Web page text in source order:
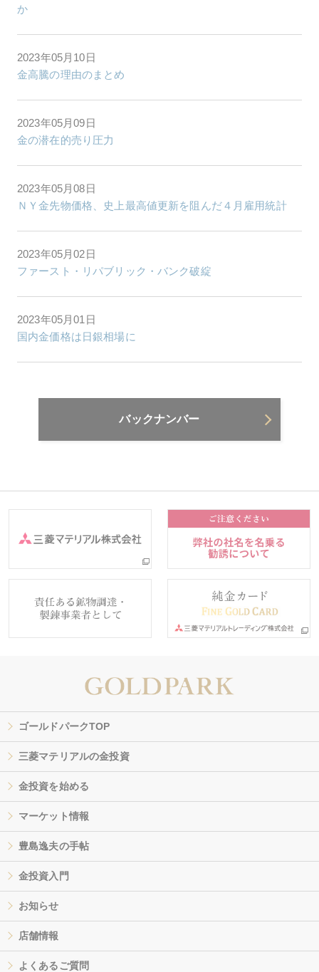
か
2023年05月10日
金高騰の理由のまとめ
2023年05月09日
金の潜在的売り圧力
2023年05月08日
ＮＹ金先物価格、史上最高値更新を阻んだ４月雇用統計
2023年05月02日
ファースト・リパブリック・バンク破綻
2023年05月01日
国内金価格は日銀相場に
バックナンバー
ゴールドパークTOP
三菱マテリアルの金投資
金投資を始める
マーケット情報
豊島逸夫の手帖
金投資入門
お知らせ
店舗情報
よくあるご質問